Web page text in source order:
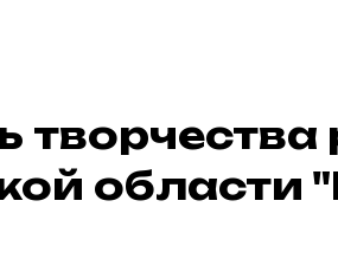
творчества
области